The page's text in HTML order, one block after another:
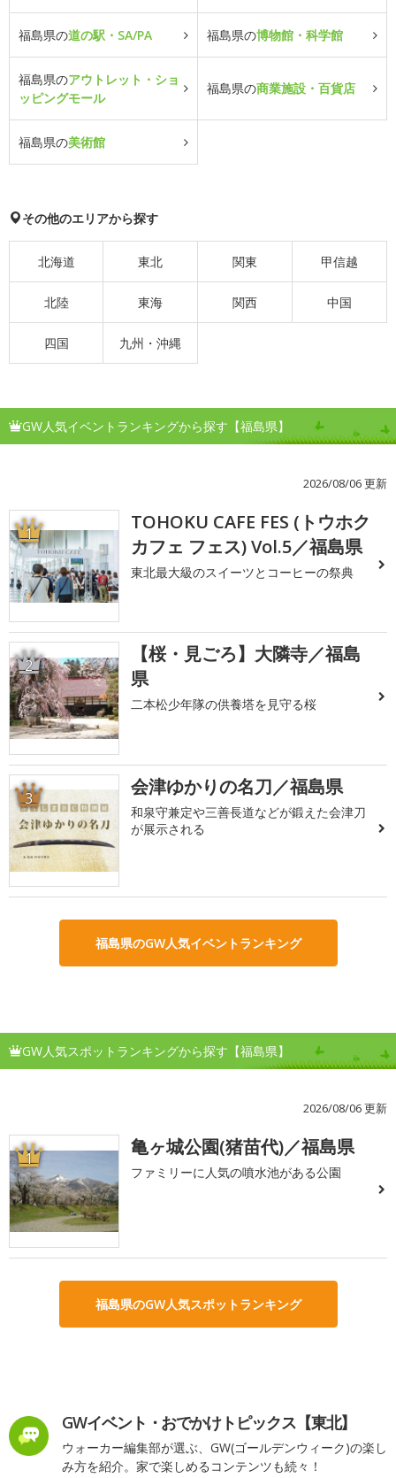
福島県の道の駅・SA/PA 福島県の博物館・科学館
福島県のアウトレット・ショ
ッピングモール
福島県の商業施設・百貨店
福島県の美術館
その他のエリアから探す
北海道 東北 関東 甲信越
北陸 東海 関西 中国
四国 九州・沖縄
GW人気イベントランキングから探す【福島県】
2026/08/06 更新
1
TOHOKU CAFE FES (トウホク
カフェ フェス) Vol.5／福島県
東北最大級のスイーツとコーヒーの祭典
2
【桜・見ごろ】大隣寺／福島
県
二本松少年隊の供養塔を見守る桜
3 会津ゆかりの名刀／福島県
和泉守兼定や三善長道などが鍛えた会津刀
が展示される
福島県のGW人気イベントランキング
GW人気スポットランキングから探す【福島県】
2026/08/06 更新
1 亀ヶ城公園(猪苗代)／福島県
ファミリーに人気の噴水池がある公園
福島県のGW人気スポットランキング
GWイベント・おでかけトピックス【東北】
ウォーカー編集部が選ぶ、GW(ゴールデンウィーク)の楽し
み方を紹介。家で楽しめるコンテンツも続々！